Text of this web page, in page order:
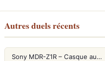
Autres duels récents
Sony MDR-Z1R – Casque audiophile fermé haute résolution